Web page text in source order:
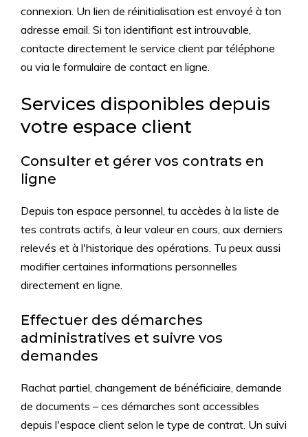
connexion. Un lien de réinitialisation est envoyé à ton
adresse email. Si ton identifiant est introuvable,
contacte directement le service client par téléphone
ou via le formulaire de contact en ligne.
Services disponibles depuis
votre espace client
Consulter et gérer vos contrats en
ligne
Depuis ton espace personnel, tu accèdes à la liste de
tes contrats actifs, à leur valeur en cours, aux derniers
relevés et à l'historique des opérations. Tu peux aussi
modifier certaines informations personnelles
directement en ligne.
Effectuer des démarches
administratives et suivre vos
demandes
Rachat partiel, changement de bénéficiaire, demande
de documents – ces démarches sont accessibles
depuis l'espace client selon le type de contrat. Un suivi